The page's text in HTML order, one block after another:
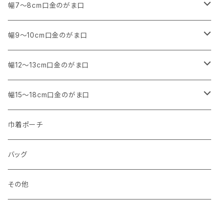
SALE
アウトレット
幅7～8cm口金のがま口
・ 角型
マチなし
マチあり
・ くし形・丸型
マチなし
マチあり
幅9～10cm口金のがま口
・ 角型
マチなし
マチあり
・ くし形
マチなし
マチあり
幅12～13cm口金のがま口
・ 親子がま口 角型
マチなし
マチあり
・ 親子がま口 くし形
マチなし
マチあり
・ ポーチタイプ 角型
マチなし
・ ポーチタイプ くし形
幅15～18cm口金のがま口
・ 角型
マチなし
マチあり
・ くし形
マチなし
巾着ポーチ
バッグ
その他